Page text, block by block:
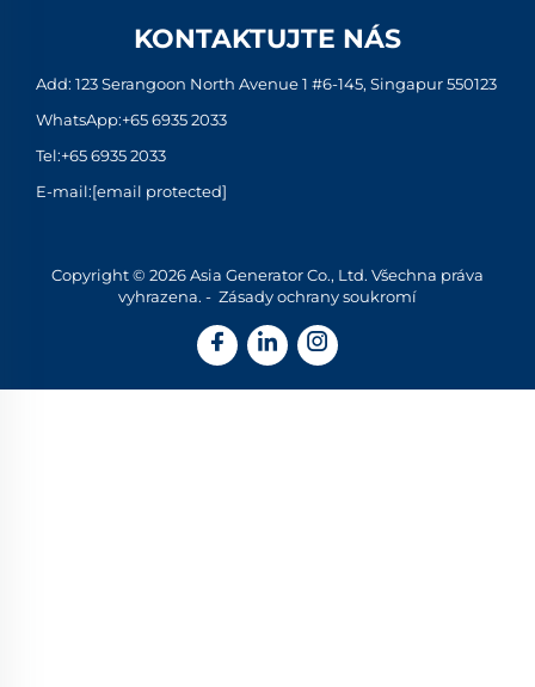
KONTAKTUJTE NÁS
Add: 123 Serangoon North Avenue 1 #6-145, Singapur 550123
WhatsApp:+65 6935 2033
Tel:+65 6935 2033
E-mail:[email protected]
Copyright © 2026 Asia Generator Co., Ltd. Všechna práva
vyhrazena. - Zásady ochrany soukromí